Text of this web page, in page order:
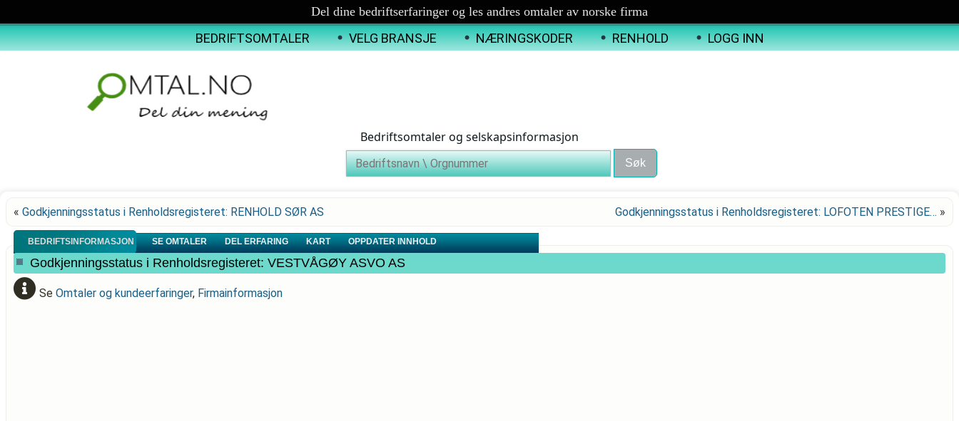
Del dine bedriftserfaringer og les andres omtaler av norske firma
BEDRIFTSOMTALER VELG BRANSJE NÆRINGSKODER RENHOLD LOGG INN
Bedriftsomtaler og selskapsinformasjon
« Godkjenningsstatus i Renholdsregisteret: RENHOLD SØR AS Godkjenningsstatus i Renholdsregisteret: LOFOTEN PRESTIGE… »
BEDRIFTSINFORMASJON SE OMTALER DEL ERFARING KART OPPDATER INNHOLD
Godkjenningsstatus i Renholdsregisteret: VESTVÅGØY ASVO AS
Se Omtaler og kundeerfaringer, Firmainformasjon